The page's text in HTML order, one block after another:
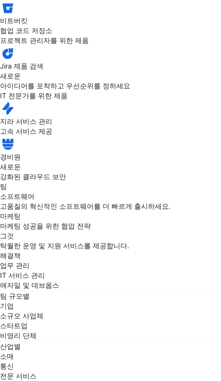
비트버킷
협업 코드 저장소
프로젝트 관리자를 위한 제품
Jira 제품 검색
새로운
아이디어를 포착하고 우선순위를 정하세요
IT 전문가를 위한 제품
지라 서비스 관리
고속 서비스 제공
경비원
새로운
강화된 클라우드 보안
팀
소프트웨어
고품질의 혁신적인 소프트웨어를 더 빠르게 출시하세요.
마케팅
마케팅 성공을 위한 협업 전략
그것
탁월한 운영 및 지원 서비스를 제공합니다.
해결책
업무 관리
IT 서비스 관리
애자일 및 데브옵스
팀 규모별
기업
소규모 사업체
스타트업
비영리 단체
산업별
소매
통신
전문 서비스